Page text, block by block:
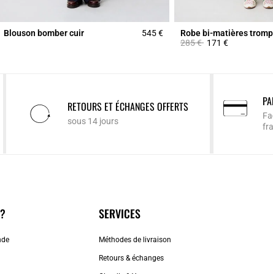
de
Blouson bomber cuir 545 €
Robe bi-matières
Prix réduit à partir de
285 €à171 €
RETOURS ET ÉCHANGES OFFERTS
sous 14 jours
SERVICES
Méthodes de livraison
Retours & échanges